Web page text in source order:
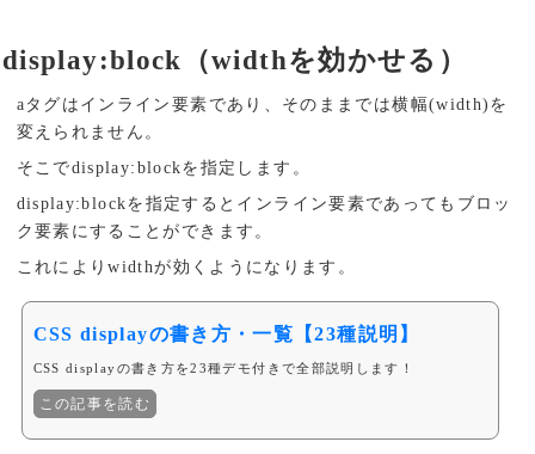
display:block（widthを効かせる）
aタグはインライン要素であり、そのままでは横幅(width)を
変えられません。
そこでdisplay:blockを指定します。
display:blockを指定するとインライン要素であってもブロッ
ク要素にすることができます。
これによりwidthが効くようになります。
CSS displayの書き方・一覧【23種説明】
CSS displayの書き方を23種デモ付きで全部説明します！
この記事を読む